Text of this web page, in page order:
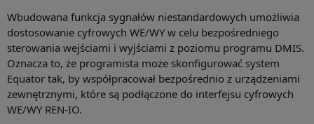
Wbudowana funkcja sygnałów niestandardowych umożliwia
dostosowanie cyfrowych WE/WY w celu bezpośredniego
sterowania wejściami i wyjściami z poziomu programu DMIS.
Oznacza to, że programista może skonfigurować system
Equator tak, by współpracował bezpośrednio z urządzeniami
zewnętrznymi, które są podłączone do interfejsu cyfrowych
WE/WY REN-IO.